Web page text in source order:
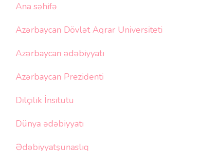
Ana səhifə
Azərbaycan Dövlət Aqrar Universiteti
Azərbaycan ədəbiyyatı
Azərbaycan Prezidenti
Dilçilik İnsitutu
Dünya ədəbiyyatı
Ədəbiyyatşünaslıq